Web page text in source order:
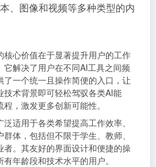
、图像和视频等多种类型的内
核心价值在于显著提升用户的工作
它解决了用户在不同AI工具之间频
了一个统一且操作简便的入口，让
技术背景即可轻松驾驭各类AI能
，激发更多创新可能性。
泛适用于各类希望提高工作效率、
体，包括但不限于学生、教师、
者。其友好的界面设计和便捷的操
年龄段和技术水平的用户。